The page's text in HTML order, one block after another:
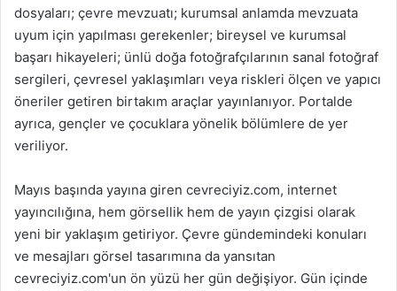
dosyaları; çevre mevzuatı; kurumsal anlamda mevzuata
uyum için yapılması gerekenler; bireysel ve kurumsal
başarı hikayeleri; ünlü doğa fotoğrafçılarının sanal fotoğraf
sergileri, çevresel yaklaşımları veya riskleri ölçen ve yapıcı
öneriler getiren birtakım araçlar yayınlanıyor. Portalde
ayrıca, gençler ve çocuklara yönelik bölümlere de yer
veriliyor.
Mayıs başında yayına giren cevreciyiz.com, internet
yayıncılığına, hem görsellik hem de yayın çizgisi olarak
yeni bir yaklaşım getiriyor. Çevre gündemindeki konuları
ve mesajları görsel tasarımına da yansıtan
cevreciyiz.com'un ön yüzü her gün değişiyor. Gün içinde